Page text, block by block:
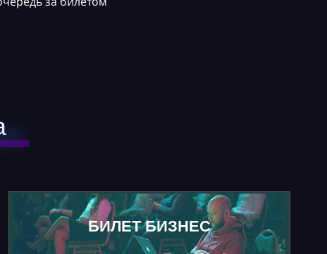
БИЛЕТ БИЗНЕС